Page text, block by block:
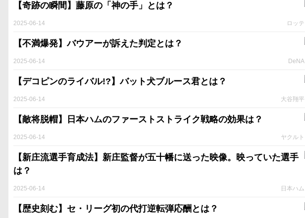
【奇跡の瞬間】藤原の「神の手」とは？
ロッテ
2025-06-14
【不満爆発】バウアーが訴えた判定とは？
DeNA
2025-06-14
【デコピンのライバル!?】バット犬ブルース君とは？
大谷翔平
2025-06-14
【敵将脱帽】日本ハムのファーストストライク戦略の効果は？
ヤクルト
2025-06-14
【新庄流選手育成法】新庄監督が五十幡に送った映像。映っていた選手
は？
日本ハム
2025-06-14
【歴史刻む】セ・リーグ初の代打逆転弾応酬とは？